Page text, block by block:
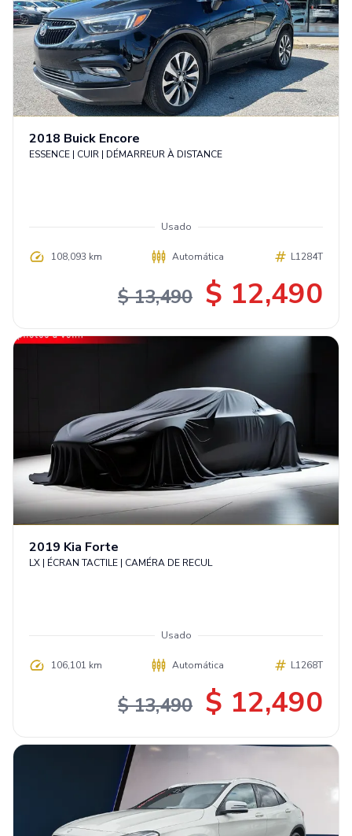
2018 Buick Encore
ESSENCE | CUIR | DÉMARREUR À DISTANCE
Usado
108,093 km Automática L1284T
$ 13,490 $ 12,490
2019 Kia Forte
LX | ÉCRAN TACTILE | CAMÉRA DE RECUL
Usado
106,101 km Automática L1268T
$ 13,490 $ 12,490